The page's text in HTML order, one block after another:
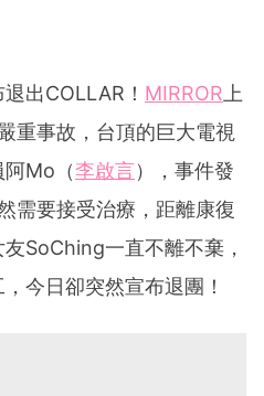
退出COLLAR！ MIRROR 上
重事故，台頂的巨大電視
Mo（李啟言），事件發
需要接受治療，距離康復
SoChing一直不離不棄，
今日卻突然宣布退團！